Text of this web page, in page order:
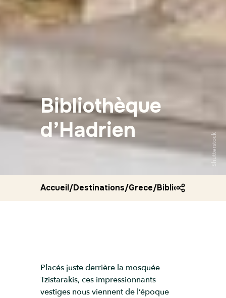
Bibliothèque
d’Hadrien
Shutterstock
Accueil/Destinations/Grece/Bibliotheque d
Placés juste derrière la mosquée
Tzistarakis, ces impressionnants
vestiges nous viennent de l’époque